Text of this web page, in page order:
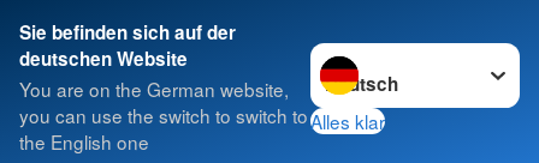
Sie befinden sich auf der
deutschen Website
You are on the German website,
you can use the switch to switch to
the English one
Sprache wechseln zu
Alles klar